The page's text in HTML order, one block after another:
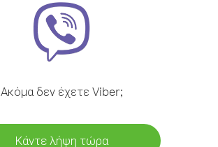
Ακόμα δεν έχετε Viber;
Κάντε λήψη τώρα